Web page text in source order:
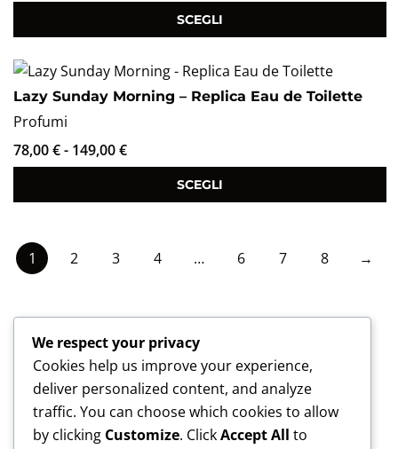
SCEGLI
Lazy Sunday Morning – Replica Eau de Toilette
Profumi
78,00€- 149,00€
SCEGLI
1 2 3 4 … 6 7 8 →
Chiamaci in negozio
06 4420 8701
Seguici sui Social
We respect your privacy
Cookies help us improve your experience,
deliver personalized content, and analyze
traffic. You can choose which cookies to allow
by clicking Customize. ClickAccept All to